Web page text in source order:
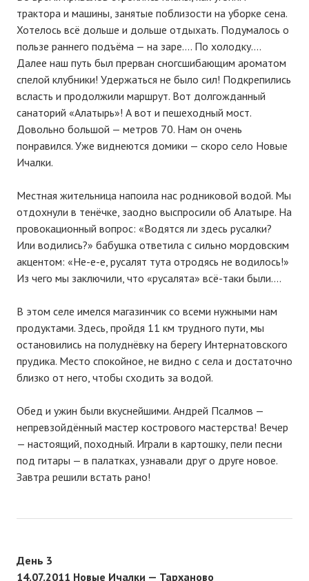
трактора и машины, занятые поблизости на уборке сена.
Хотелось всё дольше и дольше отдыхать. Подумалось о
пользе раннего подъёма — на заре…. По холодку….
Далее наш путь был прерван сногсшибающим ароматом
спелой клубники! Удержаться не было сил! Подкрепились
всласть и продолжили маршрут. Вот долгожданный
санаторий «Алатырь»! А вот и пешеходный мост.
Довольно большой — метров 70. Нам он очень
понравился. Уже виднеются домики — скоро село Новые
Ичалки.
Местная жительница напоила нас родниковой водой. Мы
отдохнули в тенёчке, заодно выспросили об Алатыре. На
провокационный вопрос: «Водятся ли здесь русалки?
Или водились?» бабушка ответила с сильно мордовским
акцентом: «Не-е-е, русалят тута отродясь не водилось!»
Из чего мы заключили, что «русалята» всё-таки были….
В этом селе имелся магазинчик со всеми нужными нам
продуктами. Здесь, пройдя 11 км трудного пути, мы
остановились на полуднёвку на берегу Интернатовского
прудика. Место спокойное, не видно с села и достаточно
близко от него, чтобы сходить за водой.
Обед и ужин были вкуснейшими. Андрей Псалмов —
непревзойдённый мастер кострового мастерства! Вечер
— настоящий, походный. Играли в картошку, пели песни
под гитары — в палатках, узнавали друг о друге новое.
Завтра решили встать рано!
День 3
14.07.2011 Новые Ичалки — Тарханово